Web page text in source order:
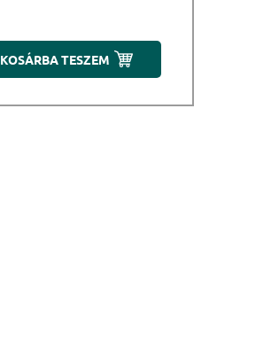
KOSÁRBA TESZEM